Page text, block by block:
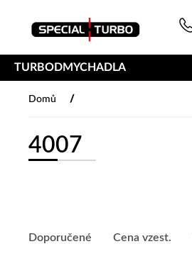
TURBODMYCHADLA
Domů /
4007
Doporučené Cena vzest.